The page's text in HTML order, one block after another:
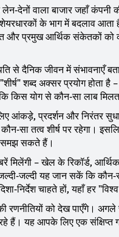
वाला बाजार जहाँ
के भाग में बदलाव आता
और प्रमुख आर्थिक संकेतकों को
से दैनिक जीवन में संभावनाएँ
शब्द अक्सर प्रयोग होता
किस योग से कौन‑सा लाब
आंकड़े, प्रदर्शन और निरंतर
तत्व शीर्ष पर रहेगा।
समझ सकते हैं।
– खेल के रिकॉर्ड,
यह जान सकें कि
चाहते हों, यहाँ हर
रणनीतियों को देख पाएँगे।
यह आपके लिए एक संक्षिप्त